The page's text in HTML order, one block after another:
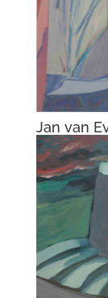
Jan van